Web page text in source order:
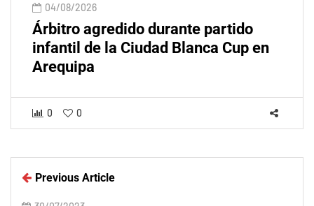
04/08/2026
Árbitro agredido durante partido
infantil de la Ciudad Blanca Cup en
Arequipa
0 0
Previous Article